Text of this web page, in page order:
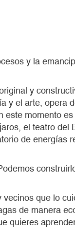
y la
y
y el arte, opera
momento
el teatro
de energías
que lo
de manera
quieres